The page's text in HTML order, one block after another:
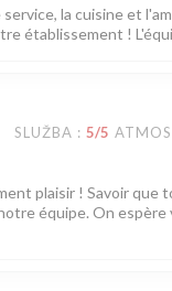
la cuisine et
établissement !
SLUŽBA : 5/5
plaisir ! Savoir
équipe. On